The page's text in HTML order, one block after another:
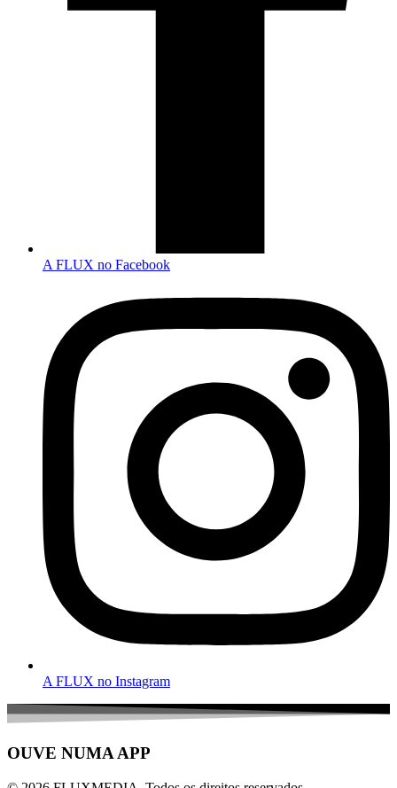
A FLUX no Facebook
A FLUX no Instagram
OUVE NUMA APP